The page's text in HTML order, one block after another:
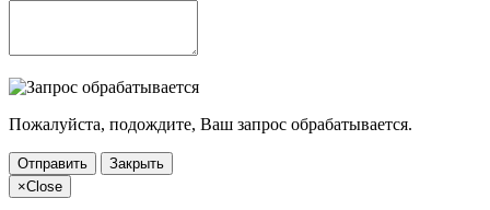
Пожалуйста, подождите, Ваш запрос обрабатывается.
Отправить
Закрыть
×Close